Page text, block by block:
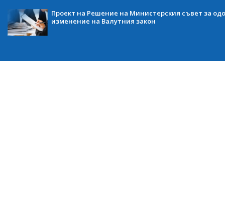
Проект на Решение на Министерския съвет за
изменение на Валутния закон